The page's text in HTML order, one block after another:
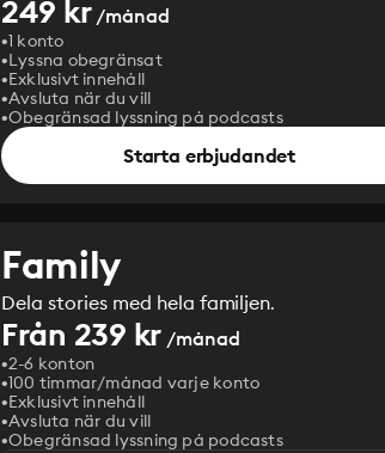
249 kr/månad
1 konto
Lyssna obegränsat
Exklusivt innehåll
Avsluta när du vill
Obegränsad lyssning på podcasts
Starta erbjudandet
Family
Dela stories med hela familjen.
Från 239 kr /månad
2-6 konton
100 timmar/månad varje konto
Exklusivt innehåll
Avsluta när du vill
Obegränsad lyssning på podcasts